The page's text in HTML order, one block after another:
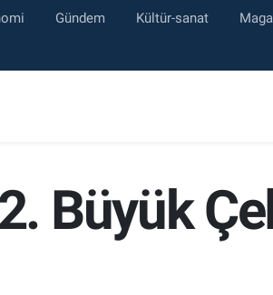
Gündem Kültür-sanat
2. Büyük